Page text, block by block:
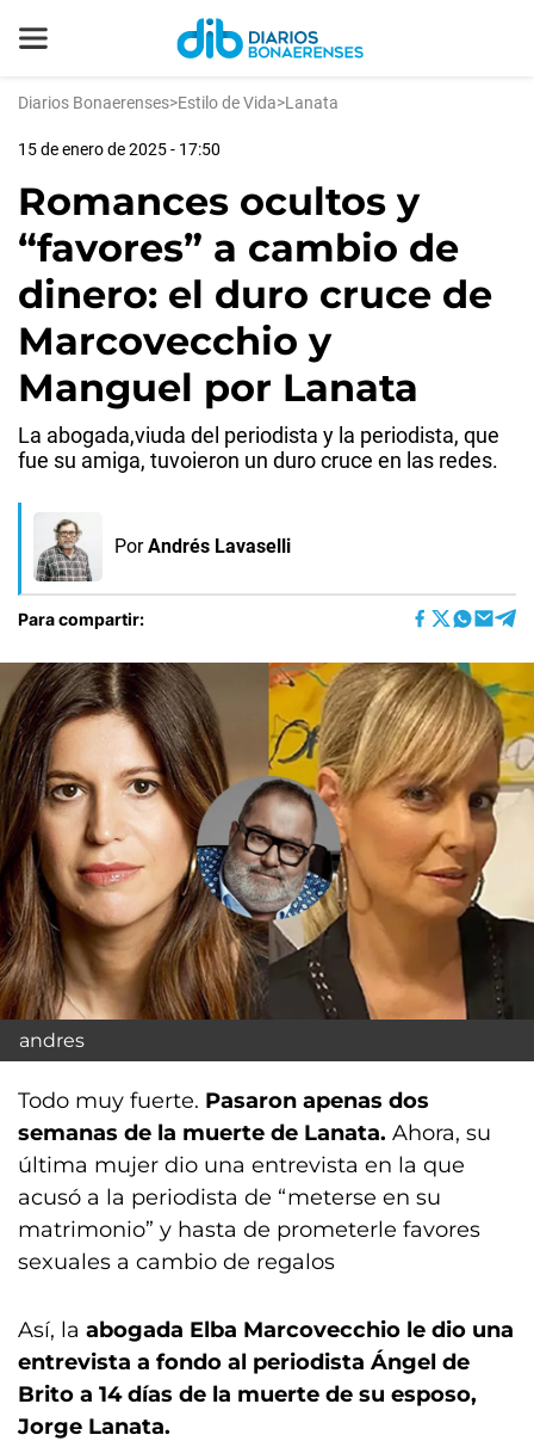
Diarios Bonaerenses>Estilo de Vida>Lanata
15 de enero de 2025 - 17:50
Romances ocultos y
“favores” a cambio de
dinero: el duro cruce de
Marcovecchio y
Manguel por Lanata
La abogada,viuda del periodista y la periodista, que
fue su amiga, tuvoieron un duro cruce en las redes.
Por Andrés Lavaselli
Para compartir:
andres
Todo muy fuerte. Pasaron apenas dos
semanas de la muerte de Lanata. Ahora, su
última mujer dio una entrevista en la que
acusó a la periodista de “meterse en su
matrimonio” y hasta de prometerle favores
sexuales a cambio de regalos
Así, la abogada Elba Marcovecchio le dio una
entrevista a fondo al periodista Ángel de
Brito a 14 días de la muerte de su esposo,
Jorge Lanata.